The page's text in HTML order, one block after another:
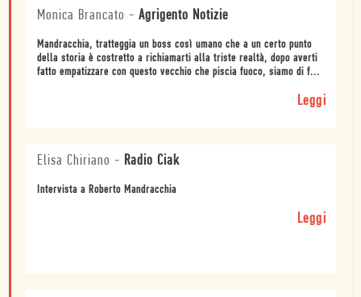
Monica Brancato - Agrigento Notizie
Mandracchia, tratteggia un boss così umano che a un certo punto
della storia è costretto a richiamarti alla triste realtà, dopo averti
fatto empatizzare con questo vecchio che piscia fuoco, siamo di f...
Leggi
Elisa Chiriano - Radio Ciak
Intervista a Roberto Mandracchia
Leggi